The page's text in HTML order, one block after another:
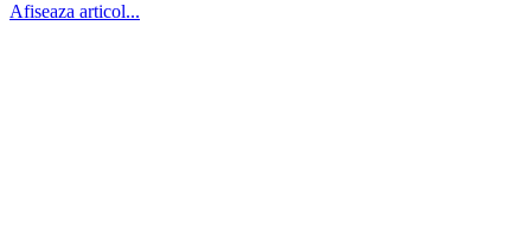
Afiseaza articol...